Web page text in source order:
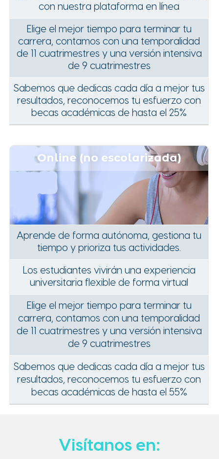
con nuestra plataforma en línea
Elige el mejor tiempo para terminar tu
carrera, contamos con una temporalidad
de 11 cuatrimestres y una versión intensiva
de 9 cuatrimestres
Sabemos que dedicas cada día a mejor tus
resultados, reconocemos tu esfuerzo con
becas académicas de hasta el 25%
Online (no escolarizada)
Aprende de forma autónoma, gestiona tu
tiempo y prioriza tus actividades.
Los estudiantes vivirán una experiencia
universitaria flexible de forma virtual
Elige el mejor tiempo para terminar tu
carrera, contamos con una temporalidad
de 11 cuatrimestres y una versión intensiva
de 9 cuatrimestres
Sabemos que dedicas cada día a mejor tus
resultados, reconocemos tu esfuerzo con
becas académicas de hasta el 55%
Visítanos en: